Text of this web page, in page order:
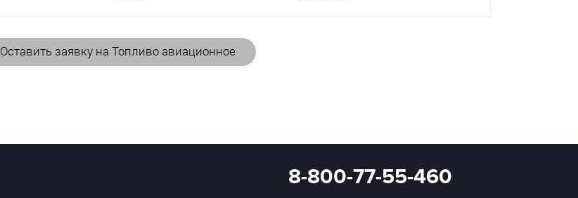
Оставить заявку на Топливо авиационное
8-800-77-55-460